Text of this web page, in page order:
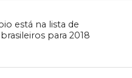
está na lista de
para 2018